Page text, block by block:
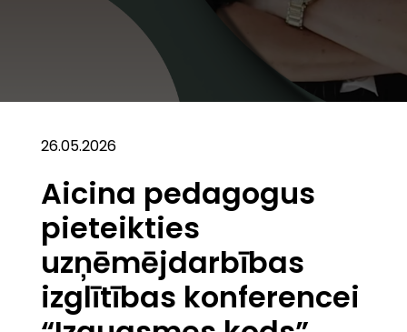
26.05.2026
Aicina pedagogus
pieteikties
uzņēmējdarbības
izglītības konferencei